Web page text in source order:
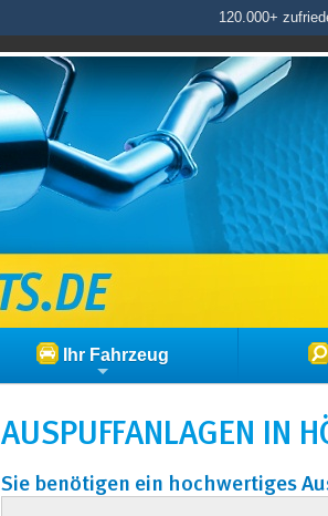
120.000+
Ihr Fahrzeug
AUSPUFFANLAGEN IN
Sie benötigen ein hochwertiges